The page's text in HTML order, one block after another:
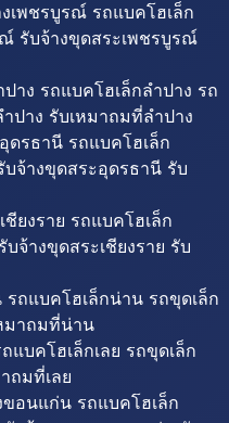
เพชรบูรณ์ รถแบคโฮเล็ก
รับจ้างขุดสระเพชรบูรณ์
าง รถแบคโฮเล็กลำปาง รถ
ปาง รับเหมาถมที่ลำปาง
ดรธานี รถแบคโฮเล็ก
จ้างขุดสระอุดรธานี รับ
ชียงราย รถแบคโฮเล็ก
บจ้างขุดสระเชียงราย รับ
ถแบคโฮเล็กน่าน รถขุดเล็ก
มาถมที่น่าน
แบคโฮเล็กเลย รถขุดเล็ก
ถมที่เลย
อนแก่น รถแบคโฮเล็ก